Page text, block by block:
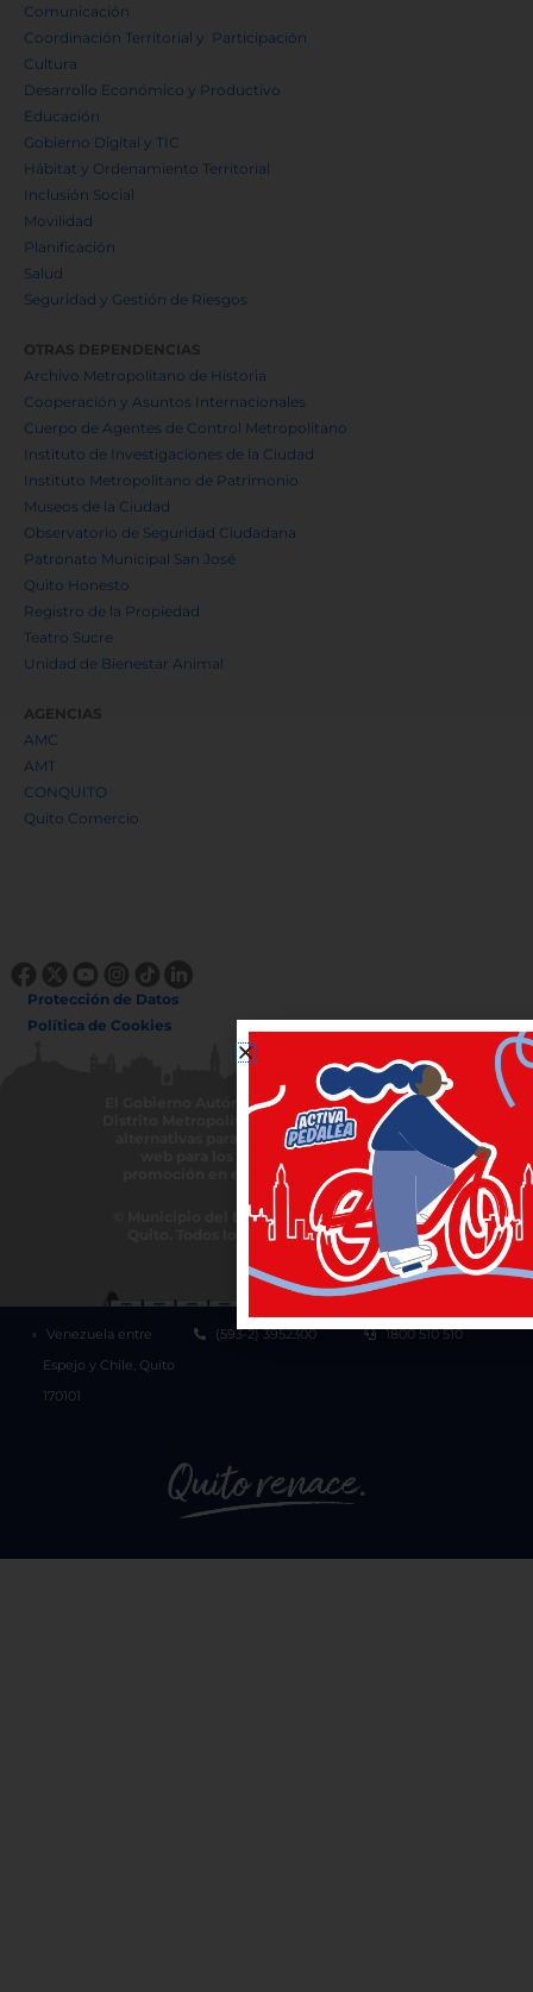
Comunicación
Coordinación Territorial y Participación
Cultura
Desarrollo Económico y Productivo
Educación
Gobierno Digital y TIC
Hábitat y Ordenamiento Territorial
Inclusión Social
Movilidad
Planificación
Salud
Seguridad y Gestión de Riesgos
OTRAS DEPENDENCIAS
Archivo Metropolitano de Historia
Cooperación y Asuntos Internacionales
Cuerpo de Agentes de Control Metropolitano
Instituto de Investigaciones de la Ciudad
Instituto Metropolitano de Patrimonio
Museos de la Ciudad
Observatorio de Seguridad Ciudadana
Patronato Municipal San José
Quito Honesto
Registro de la Propiedad
Teatro Sucre
Unidad de Bienestar Animal
AGENCIAS
AMC
AMT
CONQUITO
Quito Comercio
Protección de Datos
Política de Cookies
El Gobierno Autónomo Descentralizado del
Distrito Metropolitano de Quito, trabajará en
alternativas para garantizar accesibilidad
web para los grupos de atención y
promoción en el uso de plurilingüismo
© Municipio del Distrito Metropolitano de
Quito. Todos los derechos reservados.
Venezuela entre
Espejo y Chile, Quito
170101
(593-2) 3952300 1800 510 510